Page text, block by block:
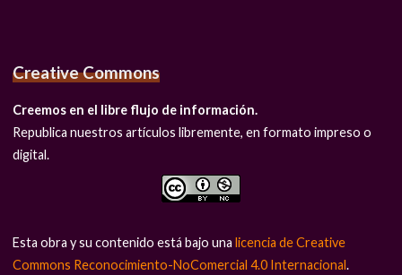
Creative Commons
Creemos en el libre flujo de información.
Republica nuestros artículos libremente, en formato impreso o
digital.
Esta obra y su contenido está bajo unalicencia de Creative
Commons Reconocimiento-NoComercial 4.0 Internacional.